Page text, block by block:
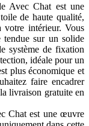
Avec Chat est une
de haute qualité,
votre intérieur. Vous
sur un solide
système de fixation
idéale pour un
plus économique et
faire encadrer
livraison gratuite en
Chat est une œuvre